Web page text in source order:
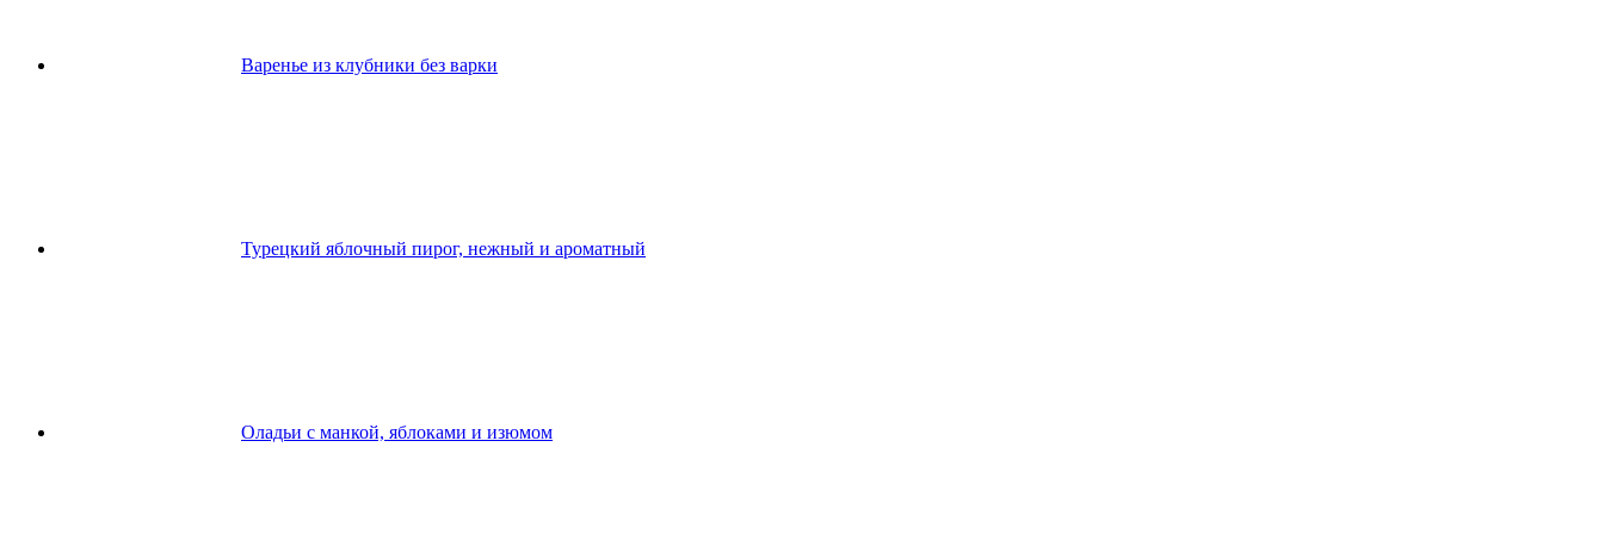
Варенье из клубники без варки
Турецкий яблочный пирог, нежный и ароматный
Оладьи с манкой, яблоками и изюмом